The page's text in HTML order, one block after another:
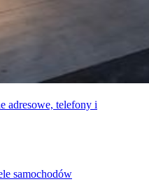
adresowe, telefony i
samochodów